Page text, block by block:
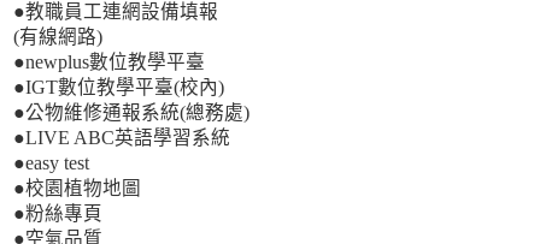
●教職員工連網設備填報
(有線網路)
●newplus數位教學平臺
●IGT數位教學平臺(校內)
●公物維修通報系統(總務處)
●LIVE ABC英語學習系統
●easy test
●校園植物地圖
●粉絲專頁
●空氣品質